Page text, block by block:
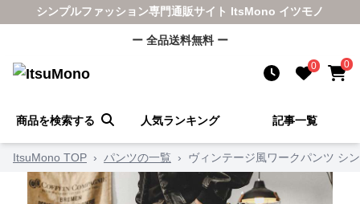
シンプルファッション専門通販サイト ItsMono イツモノ
ー 全品送料無料 ー
0 0
商品を検索する 人気ランキング 記事一覧
ItsuMono TOP › パンツの一覧 › ヴィンテージ風ワークパンツ シ